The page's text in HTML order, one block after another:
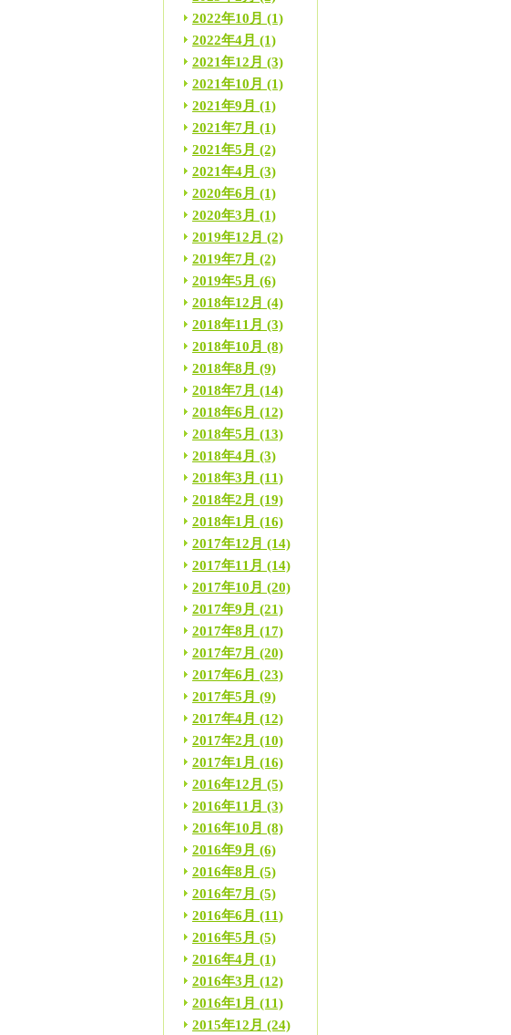
2022年10月 (1)
2022年4月 (1)
2021年12月 (3)
2021年10月 (1)
2021年9月 (1)
2021年7月 (1)
2021年5月 (2)
2021年4月 (3)
2020年6月 (1)
2020年3月 (1)
2019年12月 (2)
2019年7月 (2)
2019年5月 (6)
2018年12月 (4)
2018年11月 (3)
2018年10月 (8)
2018年8月 (9)
2018年7月 (14)
2018年6月 (12)
2018年5月 (13)
2018年4月 (3)
2018年3月 (11)
2018年2月 (19)
2018年1月 (16)
2017年12月 (14)
2017年11月 (14)
2017年10月 (20)
2017年9月 (21)
2017年8月 (17)
2017年7月 (20)
2017年6月 (23)
2017年5月 (9)
2017年4月 (12)
2017年2月 (10)
2017年1月 (16)
2016年12月 (5)
2016年11月 (3)
2016年10月 (8)
2016年9月 (6)
2016年8月 (5)
2016年7月 (5)
2016年6月 (11)
2016年5月 (5)
2016年4月 (1)
2016年3月 (12)
2016年1月 (11)
2015年12月 (24)